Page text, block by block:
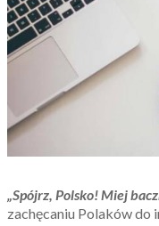
„Spójrz, Polsko! Miej
zachęcaniu Polaków do